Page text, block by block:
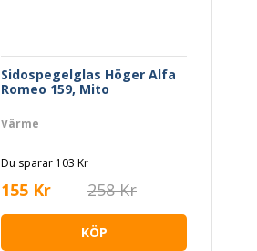
Sidospegelglas Höger Alfa
Romeo 159, Mito
Värme
Du sparar 103 Kr
155 Kr 258 Kr
KÖP